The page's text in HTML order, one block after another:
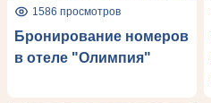
1586 просмотров
Бронирование номеров
в отеле "Олимпия"